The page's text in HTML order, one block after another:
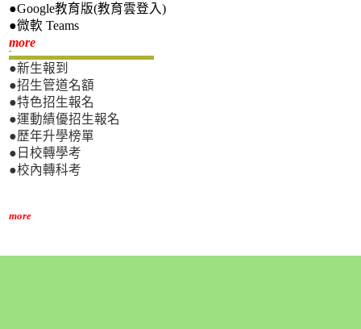
●Google教育版(教育雲登入)
●微軟 Teams
more新生專區
●新生報到
●招生管道名額
●特色招生報名
●運動績優招生報名
●歷年升學榜單
●日校轉學考
●校內轉科考
more